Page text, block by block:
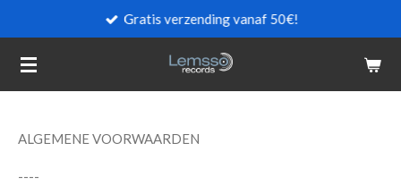
naar
de
Gratis verzending vanaf 50€!
ALGEMENE VOORWAARDEN
----